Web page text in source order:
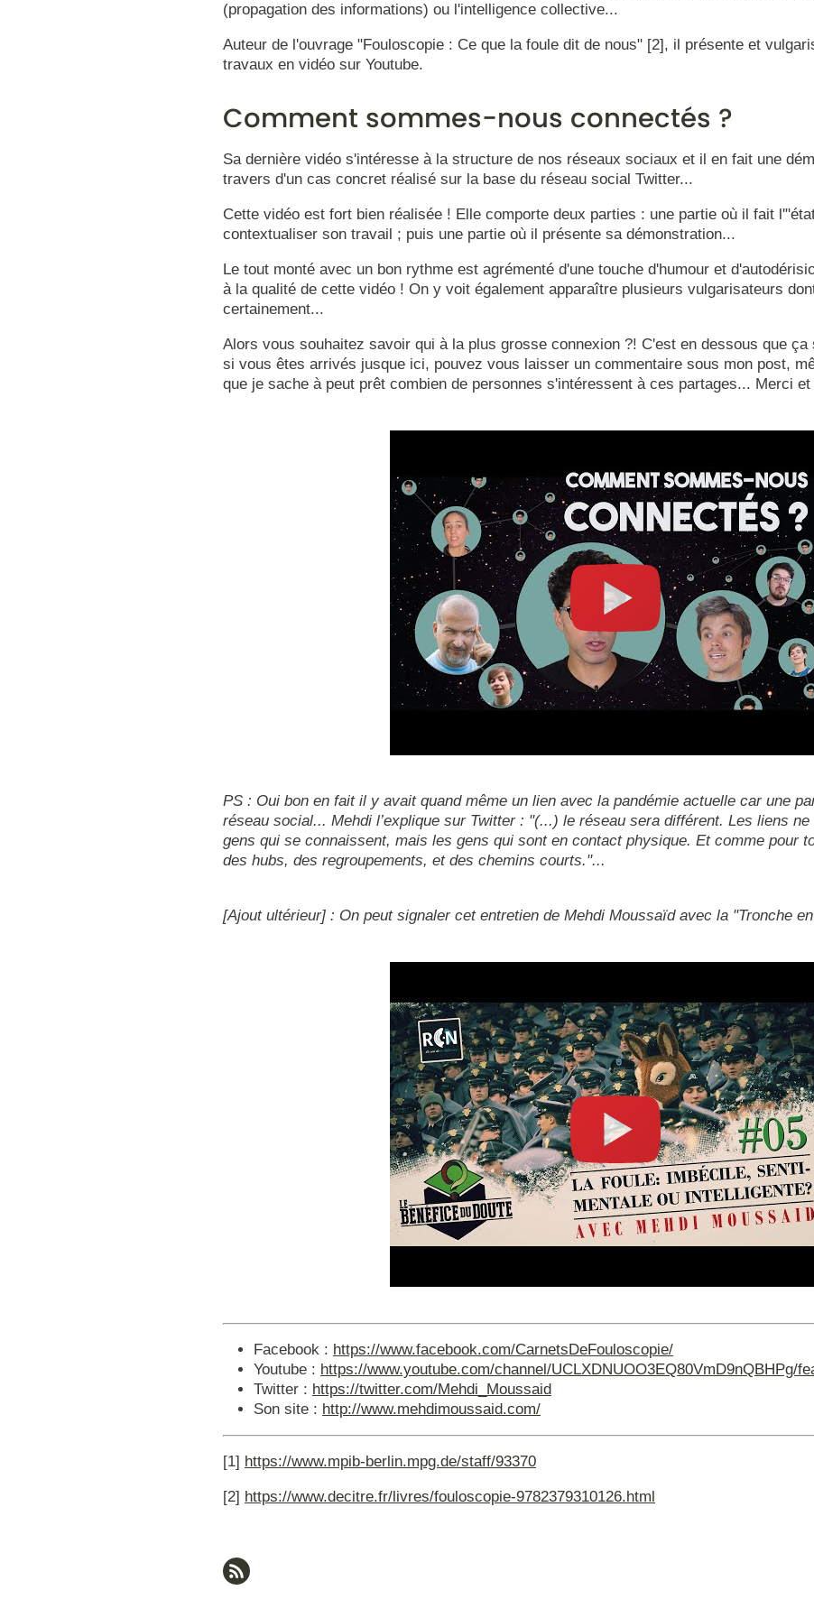
(propagation des informations) ou l'intelligence collective...
Auteur de l'ouvrage "Fouloscopie : Ce que la foule dit de nous" [2], il présente et
travaux en vidéo sur Youtube.
Comment sommes-nous connectés ?
Sa dernière vidéo s'intéresse à la structure de nos réseaux sociaux et il en fait une
travers d'un cas concret réalisé sur la base du réseau social Twitter...
Cette vidéo est fort bien réalisée ! Elle comporte deux parties : une partie où il fait
contextualiser son travail ; puis une partie où il présente sa démonstration...
Le tout monté avec un bon rythme est agrémenté d'une touche d'humour et
à la qualité de cette vidéo ! On y voit également apparaître plusieurs vulgarisateurs
certainement...
Alors vous souhaitez savoir qui à la plus grosse connexion ?! C'est en dessous que
si vous êtes arrivés jusque ici, pouvez vous laisser un commentaire sous mon post,
que je sache à peut prêt combien de personnes s'intéressent à ces partages... Merci
PS : Oui bon en fait il y avait quand même un lien avec la pandémie actuelle car une
réseau social... Mehdi l’explique sur Twitter : "(...) le réseau sera différent. Les liens
gens qui se connaissent, mais les gens qui sont en contact physique. Et comme pour
des hubs, des regroupements, et des chemins courts."...
[Ajout ultérieur] : On peut signaler cet entretien de Mehdi Moussaïd avec la "Tronche
Facebook : https://www.facebook.com/CarnetsDeFouloscopie/
Youtube : https://www.youtube.com/channel/UCLXDNUOO3EQ80VmD9nQBHPg/
Twitter : https://twitter.com/Mehdi_Moussaid
Son site : http://www.mehdimoussaid.com/
[1] https://www.mpib-berlin.mpg.de/staff/93370
[2] https://www.decitre.fr/livres/fouloscopie-9782379310126.html